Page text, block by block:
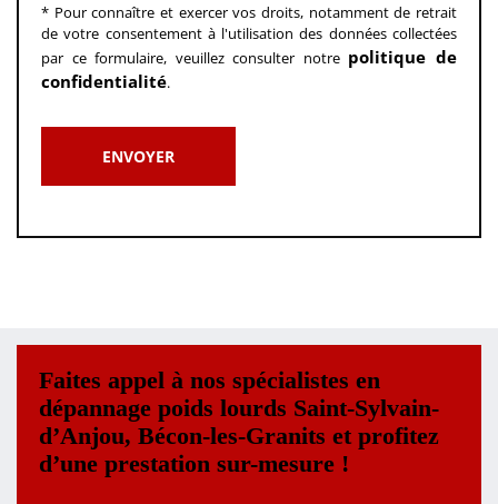
* Pour connaître et exercer vos droits, notamment de retrait
de votre consentement à l'utilisation des données collectées
par ce formulaire, veuillez consulter notre politique de
confidentialité.
Faites appel à nos spécialistes en
dépannage poids lourds Saint-Sylvain-
d’Anjou, Bécon-les-Granits et profitez
d’une prestation sur-mesure !